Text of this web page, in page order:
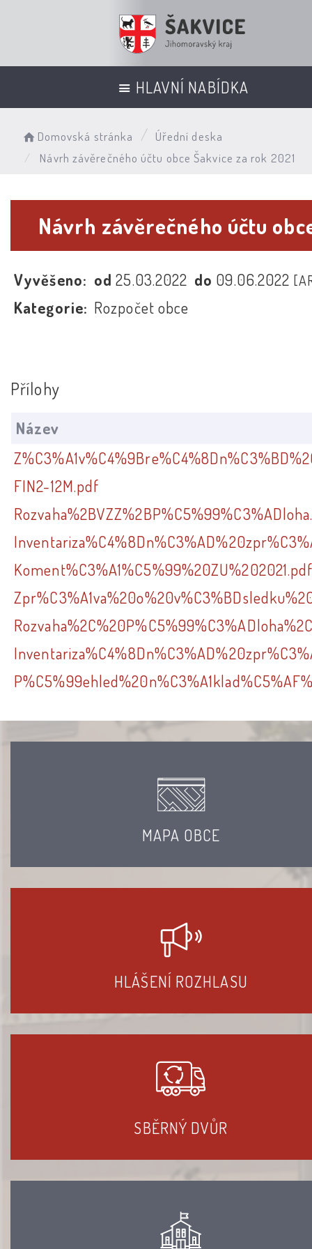
HLAVNÍ NABÍDKA
Domovská stránka
Úřední deska
Návrh závěrečného účtu obce Šakvice za rok 2021
Návrh závěrečného účtu
Vyvěšeno: od25.03.2022 do 09.06.2022
Kategorie: Rozpočet obce
Přílohy
Název
FIN2-12M.pdf
MAPA OBCE
HLÁŠENÍ ROZHLASU
SBĚRNÝ DVŮR